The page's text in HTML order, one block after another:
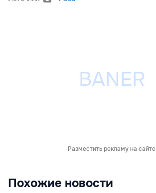
Разместить рекламу на сайте
Похожие новости